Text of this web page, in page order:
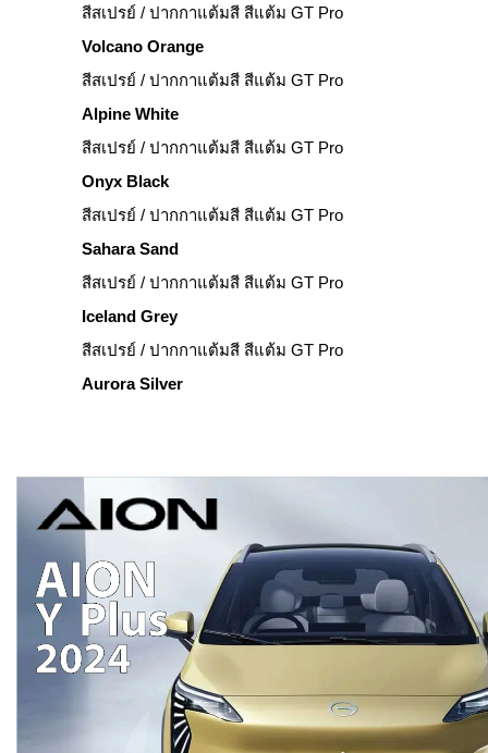
สีสเปรย์ / ปากกาแต้มสี สีแต้ม GT Pro
Volcano Orange
สีสเปรย์ / ปากกาแต้มสี สีแต้ม GT Pro
Alpine White
สีสเปรย์ / ปากกาแต้มสี สีแต้ม GT Pro
Onyx Black
สีสเปรย์ / ปากกาแต้มสี สีแต้ม GT Pro
Sahara Sand
สีสเปรย์ / ปากกาแต้มสี สีแต้ม GT Pro
Iceland Grey
สีสเปรย์ / ปากกาแต้มสี สีแต้ม GT Pro
Aurora Silver